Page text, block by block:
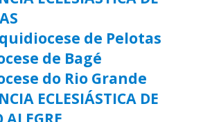
de Pelotas
de Bagé
do Rio Grande
ECLESIÁSTICA DE